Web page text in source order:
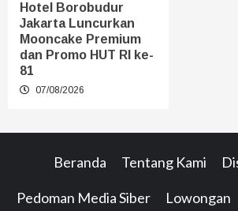
Hotel Borobudur
Jakarta Luncurkan
Mooncake Premium
dan Promo HUT RI ke-
81
07/08/2026
Beranda Tentang Kami
Pedoman Media Siber Lowongan